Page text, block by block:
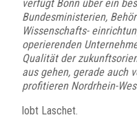
verfügt Bonn über ein
Bundesministerien,
Wissenschafts-
operierenden
Qualität der
aus gehen, gerade auch
profitieren Nordrhein-
lobt Laschet.